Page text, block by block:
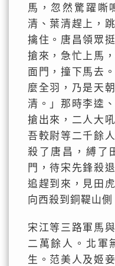
馬，忽然驚躍嘶
清、葉清趕上，
擒住。唐昌領眾
搶來，急忙上馬
面門，撞下馬去
麼全羽，乃是天
清。」那時李逵
搶出來，二人大
吾較尉等二千餘
殺了唐昌，縛了
門，待宋先鋒殺
追趕到來，見田
向西殺到銅鞮山側
宋江等三路軍馬
二萬餘人。北軍
生。范美人及姬